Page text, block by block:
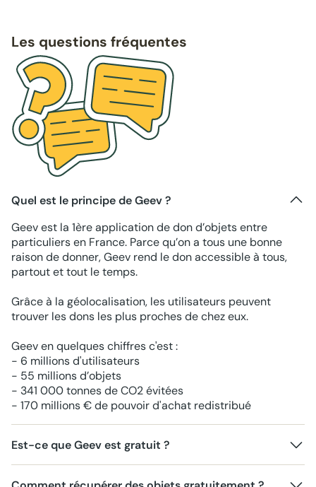
Les questions fréquentes
Quel est le principe de Geev ?
Geev est la 1ère application de don d’objets entre
particuliers en France. Parce qu’on a tous une bonne
raison de donner, Geev rend le don accessible à tous,
partout et tout le temps.
Grâce à la géolocalisation, les utilisateurs peuvent
trouver les dons les plus proches de chez eux.
Geev en quelques chiffres c'est :
- 6 millions d'utilisateurs
- 55 millions d’objets
- 341 000 tonnes de CO2 évitées
- 170 millions € de pouvoir d'achat redistribué
Est-ce que Geev est gratuit ?